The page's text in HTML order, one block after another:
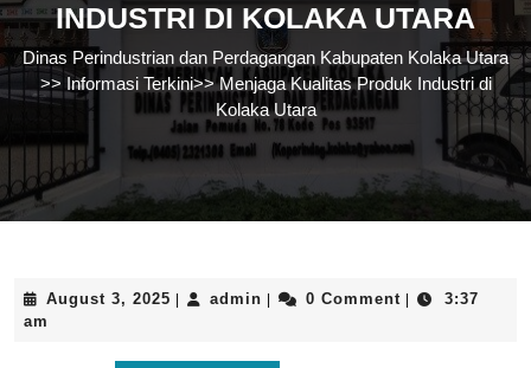
INDUSTRI DI KOLAKA UTARA
Dinas Perindustrian dan Perdagangan Kabupaten Kolaka Utara
>> Informasi Terkini>>Menjaga Kualitas Produk Industri di
Kolaka Utara
August 3, 2025 Augustadmin admin0 Comment
3:37
am